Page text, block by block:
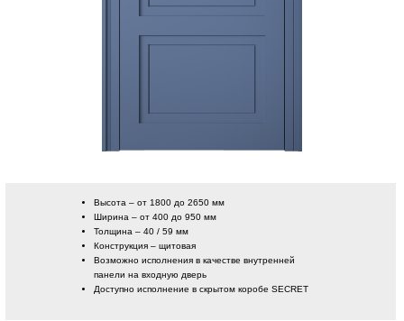
Высота – от 1800 до 2650 мм
Ширина – от 400 до 950 мм
Толщина – 40 / 59 мм
Конструкция – щитовая
Возможно исполнения в качестве внутренней
панели на входную дверь
Доступно исполнение в скрытом коробе SECRET